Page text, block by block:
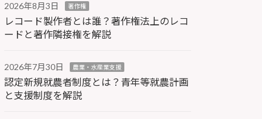
2026年8月3日 著作権
レコード製作者とは誰？著作権法上のレコ
ードと著作隣接権を解説
2026年7月30日 農業・水産業支援
認定新規就農者制度とは？青年等就農計画
と支援制度を解説